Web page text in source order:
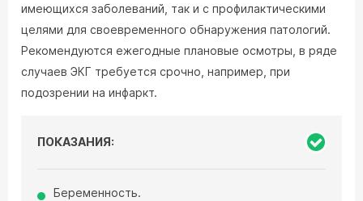
имеющихся заболеваний, так и с профилактическими
целями для своевременного обнаружения патологий.
Рекомендуются ежегодные плановые осмотры, в ряде
случаев ЭКГ требуется срочно, например, при
подозрении на инфаркт.
ПОКАЗАНИЯ:
Беременность.